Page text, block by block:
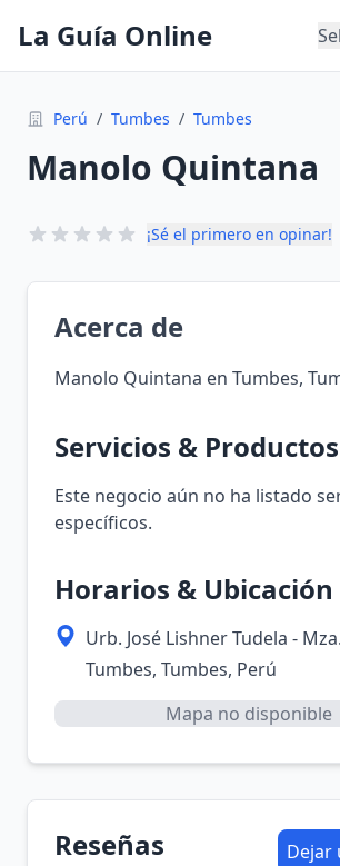
La Guía Online
Perú / Tumbes / Tumbes
Manolo Quintana
¡Sé el primero en opinar!
Acerca de
Manolo Quintana en Tumbes,
Servicios & Productos
Este negocio aún no ha listado
específicos.
Horarios & Ubicación
Urb. José Lishner Tudela -
Tumbes, Tumbes, Perú
Mapa no disponible
Reseñas Dejar